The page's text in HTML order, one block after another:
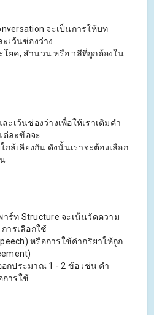
จะเป็นการให้บท
เว้นช่องว่าง
โยค, สำนวน หรือ วลีที่ถูกต้องใน
ะเว้นช่องว่างเพื่อให้เราเติมคำ
ต่ละข้อจะ
ล้เคียงกัน ดังนั้นเราจะต้องเลือก
ร์ท Structure จะเน้นวัดความ
ารเลือกใช้
หรือการใช้คำกริยาให้ถูก
กประมาณ 1 - 2 ข้อ เช่น คำ
การใช้